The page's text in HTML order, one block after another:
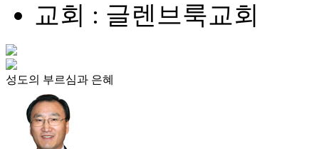
교회 : 글렌브룩교회
성도의 부르심과 은혜